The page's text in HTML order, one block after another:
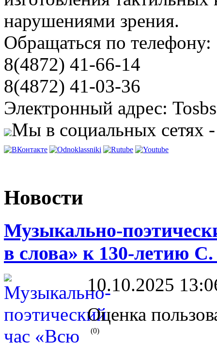
нарушениями зрения.
Обращаться по телефону:
8(4872) 41-66-14
8(4872) 41-03-36
Электронный адрес:
Мы в социальных сетях
Новости
Музыкально-
в слова» к 130-летию
10.10.2025
Оценка
(0)